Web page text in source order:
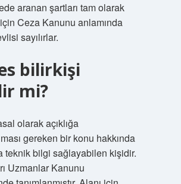
aranan şartları tam olarak
için Ceza Kanunu anlamında
sayılırlar.
bilirkişi
mi?
olarak açıklığa
gereken bir konu hakkında
teknik bilgi sağlayabilen kişidir.
Uzmanlar Kanunu